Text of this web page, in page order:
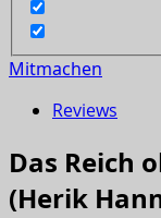
Mitmachen
Reviews
Das Reich
(Herik